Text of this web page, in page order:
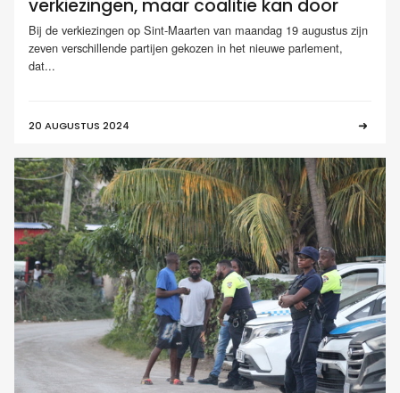
verkiezingen, maar coalitie kan door
Bij de verkiezingen op Sint-Maarten van maandag 19 augustus zijn
zeven verschillende partijen gekozen in het nieuwe parlement,
dat...
20 AUGUSTUS 2024